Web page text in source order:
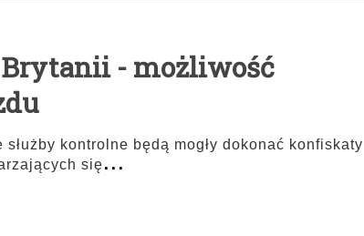
- możliwość
kontrolne będą mogły dokonać konfiskaty
się...